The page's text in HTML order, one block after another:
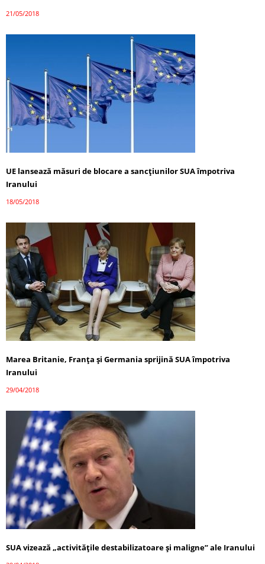
21/05/2018
UE lansează măsuri de blocare a sancțiunilor SUA împotriva
Iranului
18/05/2018
Marea Britanie, Franța și Germania sprijină SUA împotriva
Iranului
29/04/2018
SUA vizează „activitățile destabilizatoare și maligne” ale Iranului